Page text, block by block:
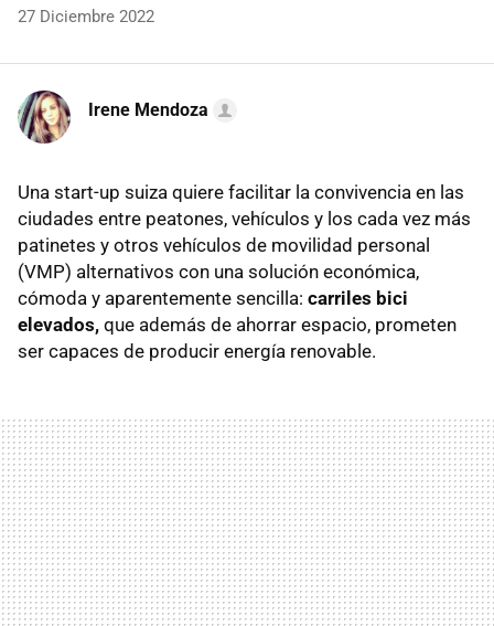
27 Diciembre 2022
Irene Mendoza
Una start-up suiza quiere facilitar la convivencia en las
ciudades entre peatones, vehículos y los cada vez más
patinetes y otros vehículos de movilidad personal
(VMP) alternativos con una solución económica,
cómoda y aparentemente sencilla: carriles bici
elevados, que además de ahorrar espacio, prometen
ser capaces de producir energía renovable.